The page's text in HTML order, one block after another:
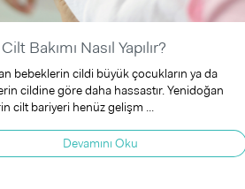
Bakımı Nasıl Yapılır?
bebeklerin cildi büyük çocukların ya da
cildine göre daha hassastır. Yenidoğan
cilt bariyeri henüz gelişm ...
Devamını Oku